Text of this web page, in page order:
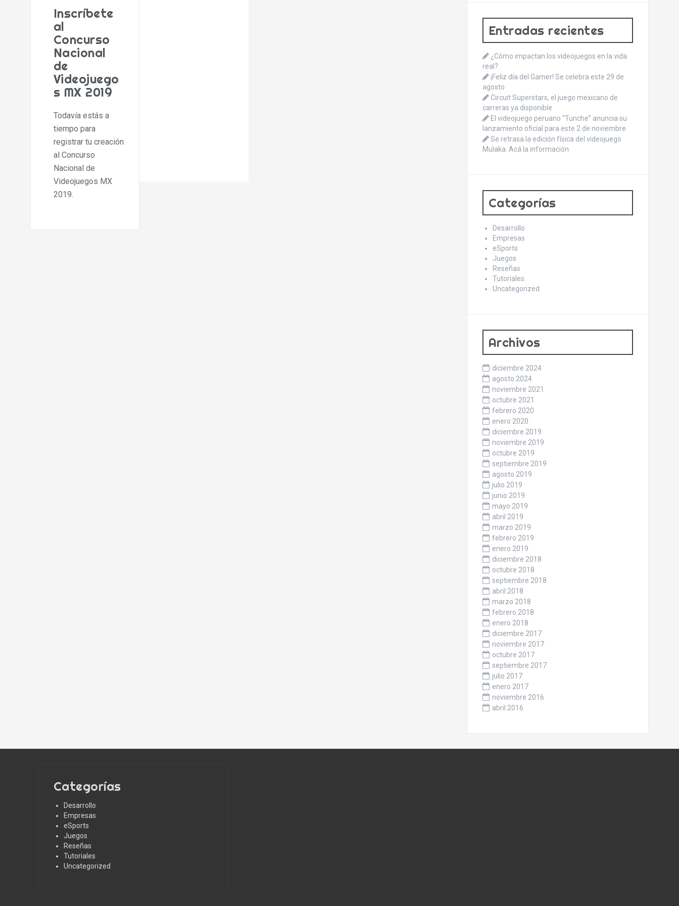
Inscríbete
al
Concurso
Nacional
de
Videojuego
s MX 2019
Todavía estás a
tiempo para
registrar tu creación
al Concurso
Nacional de
Videojuegos MX
2019.
Entradas recientes
¿Cómo impactan los videojuegos en la vida
real?
¡Feliz día del Gamer! Se celebra este 29 de
agosto
Circuit Superstars, el juego mexicano de
carreras ya disponible
El videojuego peruano “Tunche” anuncia su
lanzamiento oficial para este 2 de noviembre
Se retrasa la edición física del videojuego
Mulaka. Acá la información
Categorías
Desarrollo
Empresas
eSports
Juegos
Reseñas
Tutoriales
Uncategorized
Archivos
diciembre 2024
agosto 2024
noviembre 2021
octubre 2021
febrero 2020
enero 2020
diciembre 2019
noviembre 2019
octubre 2019
septiembre 2019
agosto 2019
julio 2019
junio 2019
mayo 2019
abril 2019
marzo 2019
febrero 2019
enero 2019
diciembre 2018
octubre 2018
septiembre 2018
abril 2018
marzo 2018
febrero 2018
enero 2018
diciembre 2017
noviembre 2017
octubre 2017
septiembre 2017
julio 2017
enero 2017
noviembre 2016
abril 2016
Categorías
Desarrollo
Empresas
eSports
Juegos
Reseñas
Tutoriales
Uncategorized